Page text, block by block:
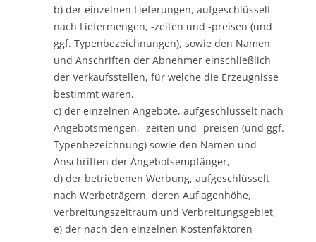
b) der einzelnen Lieferungen, aufgeschlüsselt
nach Liefermengen, -zeiten und -preisen (und
ggf. Typenbezeichnungen), sowie den Namen
und Anschriften der Abnehmer einschließlich
der Verkaufsstellen, für welche die Erzeugnisse
bestimmt waren,
c) der einzelnen Angebote, aufgeschlüsselt nach
Angebotsmengen, -zeiten und -preisen (und ggf.
Typenbezeichnung) sowie den Namen und
Anschriften der Angebotsempfänger,
d) der betriebenen Werbung, aufgeschlüsselt
nach Werbeträgern, deren Auflagenhöhe,
Verbreitungszeitraum und Verbreitungsgebiet,
e) der nach den einzelnen Kostenfaktoren